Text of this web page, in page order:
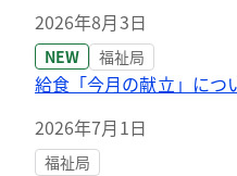
2026年8月3日
NEW 福祉局
給食「今月の献立」につ
2026年7月1日
福祉局